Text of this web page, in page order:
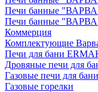
Печи банные
Печи банные
Коммерция
Комплектующие
Печи для бани
Дровяные печи для
Газовые печи для
Газовые горелки